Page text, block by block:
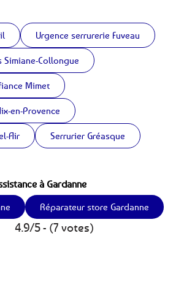
Urgence serrurerie Fuveau
Simiane-Collongue
Mimet
en-Provence
Air Serrurier Gréasque
à Gardanne
Réparateur store Gardanne
4.9/5 - (7 votes)